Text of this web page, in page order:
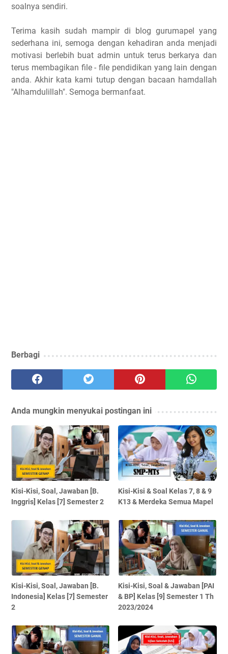
soalnya sendiri.
Terima kasih sudah mampir di blog gurumapel yang
sederhana ini, semoga dengan kehadiran anda menjadi
motivasi berlebih buat admin untuk terus berkarya dan
terus membagikan file - file pendidikan yang lain dengan
anda. Akhir kata kami tutup dengan bacaan hamdallah
"Alhamdulillah". Semoga bermanfaat.
Berbagi
Anda mungkin menyukai postingan ini
Kisi-Kisi, Soal, Jawaban [B.
Inggris] Kelas [7] Semester 2
Kisi-Kisi & Soal Kelas 7, 8 & 9
K13 & Merdeka Semua Mapel
Kisi-Kisi, Soal, Jawaban [B.
Indonesia] Kelas [7] Semester
2
Kisi-Kisi, Soal & Jawaban [PAI
& BP] Kelas [9] Semester 1 Th
2023/2024